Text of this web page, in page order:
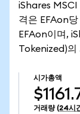
iShares MSCI
격은 EFAon
EFAon이며,
Tokenized)의
시가총액
거래량 (24시